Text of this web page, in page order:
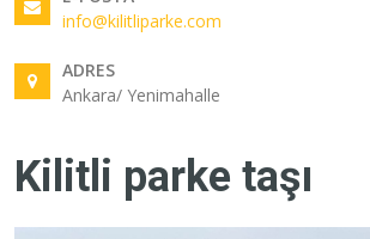
info@kilitliparke.com
ADRES
Ankara/ Yenimahalle
Kilitli parke taşı